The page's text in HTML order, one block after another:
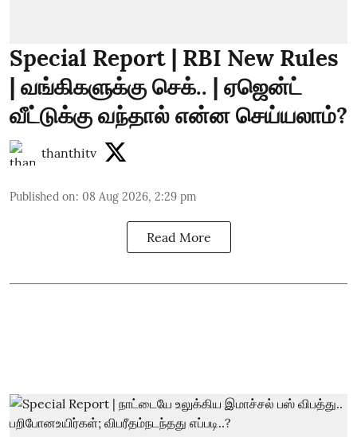
Special Report | RBI New Rules
| வங்கிகளுக்கு செக்.. | ஏஜென்ட்
வீட்டுக்கு வந்தால் என்ன செய்யலாம்?
thanthitv
Published on: 08 Aug 2026, 2:29 pm
Read More